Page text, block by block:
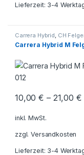
Lieferzeit: 3-4
Carrera Hybrid, CH
M Carrera Hybrid
Carrera Hybrid M
10,00€ – 21,00 €
Dieses Produkt
inkl. MwSt.
zzgl.Versandkosten
Lieferzeit: 3-4